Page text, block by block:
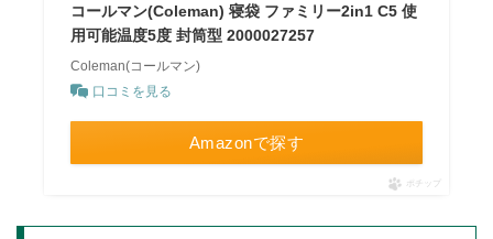
コールマン(Coleman) 寝袋 ファミリー2in1 C5 使
用可能温度5度 封筒型 2000027257
Coleman(コールマン)
口コミを見る
Amazonで探す
ポチップ